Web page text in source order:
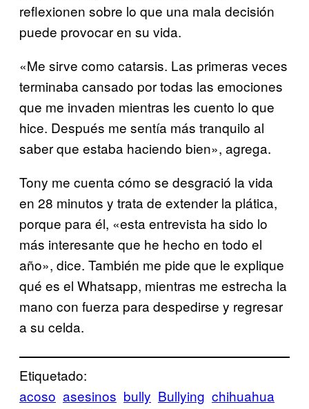
reflexionen sobre lo que una mala decisión
puede provocar en su vida.
«Me sirve como catarsis. Las primeras veces
terminaba cansado por todas las emociones
que me invaden mientras les cuento lo que
hice. Después me sentía más tranquilo al
saber que estaba haciendo bien», agrega.
Tony me cuenta cómo se desgració la vida
en 28 minutos y trata de extender la plática,
porque para él, «esta entrevista ha sido lo
más interesante que he hecho en todo el
año», dice. También me pide que le explique
qué es el Whatsapp, mientras me estrecha la
mano con fuerza para despedirse y regresar
a su celda.
Etiquetado:
acoso asesinos bully Bullying chihuahua